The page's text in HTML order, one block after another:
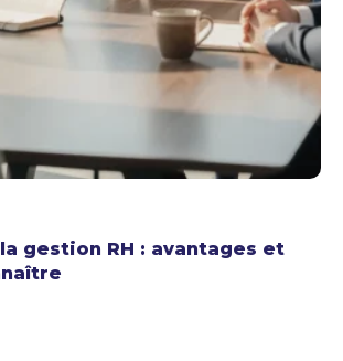
gestion RH : avantages et